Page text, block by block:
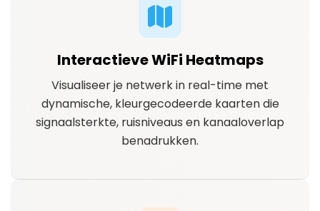
Interactieve WiFi Heatmaps
Visualiseer je netwerk in real-time met
dynamische, kleurgecodeerde kaarten die
signaalsterkte, ruisniveaus en kanaaloverlap
benadrukken.